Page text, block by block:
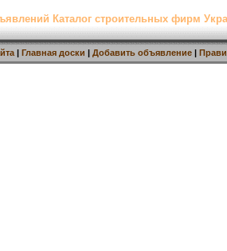
Каталог строительных фирм
| Главная доски | Добавить объявление |